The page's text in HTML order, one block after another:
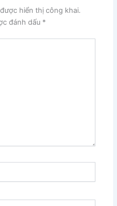
hiển thị công khai.
đánh dấu *